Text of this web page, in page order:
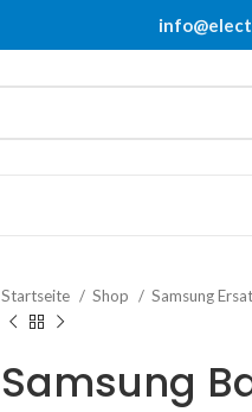
Startseite Shop Samsung
Samsung